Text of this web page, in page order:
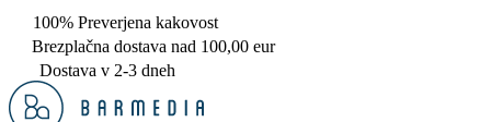
100% Preverjena kakovost
Brezplačna dostava nad 100,00 eur
Dostava v 2-3 dneh